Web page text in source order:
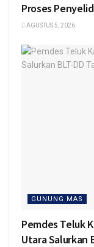
Proses
AGUSTUS 5, 2026
GUNUNG MAS
Pemdes Teluk
Utara Salurkan